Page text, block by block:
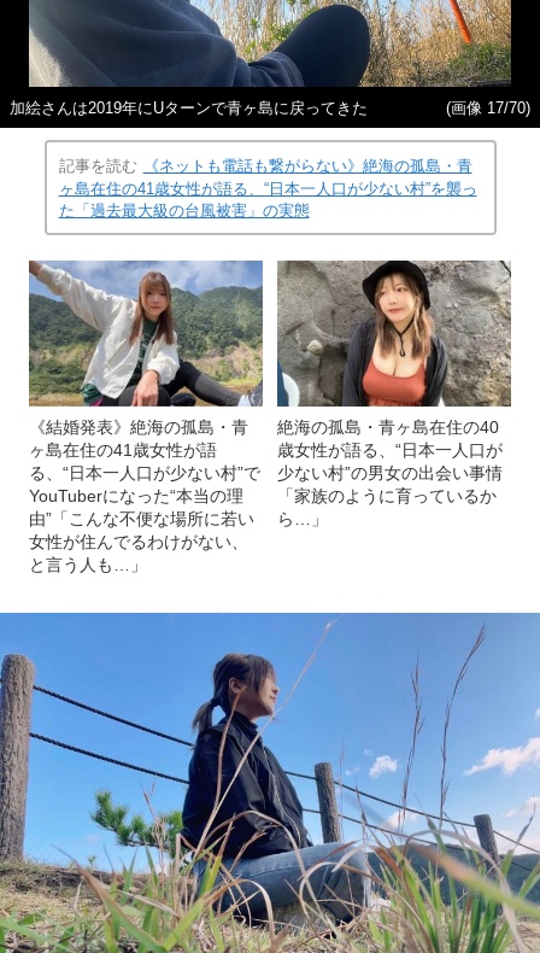
加絵さんは2019年にUターンで青ヶ島に戻ってきた (画像 17/70)
記事を読む
《ネットも電話も繋がらない》絶海の孤島・青
ヶ島在住の41歳女性が語る、“日本一人口が少ない村”を襲っ
た「過去最大級の台風被害」の実態
《結婚発表》絶海の孤島・青
ヶ島在住の41歳女性が語
る、“日本一人口が少ない村”で
YouTuberになった“本当の理
由”「こんな不便な場所に若い
女性が住んでるわけがない、
と言う人も…」
絶海の孤島・青ヶ島在住の40
歳女性が語る、“日本一人口が
少ない村”の男女の出会い事情
「家族のように育っているか
ら…」